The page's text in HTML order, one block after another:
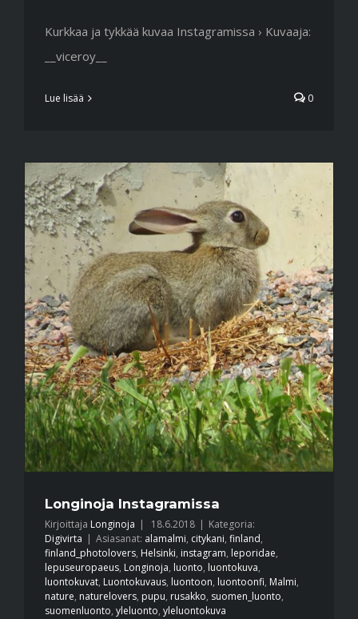
Kurkkaa ja tykkää kuvaa Instagramissa › Kuvaaja:
__viceroy__
Lue lisää 0
Longinoja Instagramissa
Kirjoittaja Longinoja 18.6.2018
Kategoria:
Digivirta
Asiasanat: alamalmi, citykani, finland,
finland_photolovers, Helsinki, instagram, leporidae,
lepuseuropaeus, Longinoja, luonto, luontokuva,
luontokuvat, Luontokuvaus, luontoon, luontoonfi, Malmi,
nature, naturelovers, pupu, rusakko, suomen_luonto,
suomenluonto, yleluonto, yleluontokuva